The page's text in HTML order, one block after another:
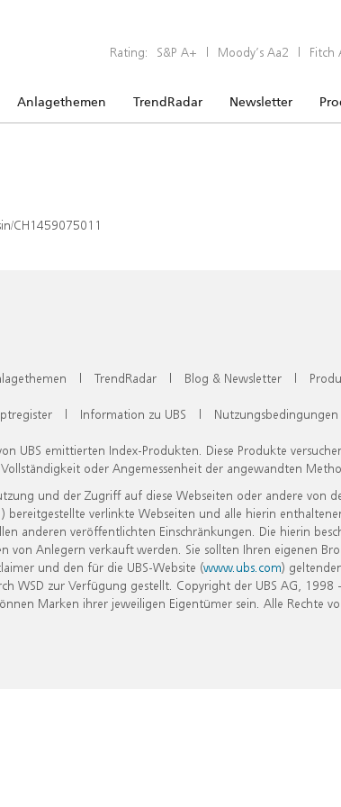
Rating: S&P A+ | Moody’s Aa2 | Fitch
Anlagethemen TrendRadar Newsletter
CH1459075011
| TrendRadar | Blog & Newsletter |
| Information zu UBS | Nutzungsbedingungen
UBS emittierten Index-Produkten. Diese Produkte
oder Angemessenheit der angewandten
und der Zugriff auf diese Webseiten oder andere von
verlinkte Webseiten und alle hierin
anderen veröffentlichten Einschränkungen. Die hierin
Anlegern verkauft werden. Sie sollten Ihren eigenen
und den für die UBS-Website (www.ubs.com)
zur Verfügung gestellt. Copyright der UBS AG, 1998
Marken ihrer jeweiligen Eigentümer sein. Alle Rechte